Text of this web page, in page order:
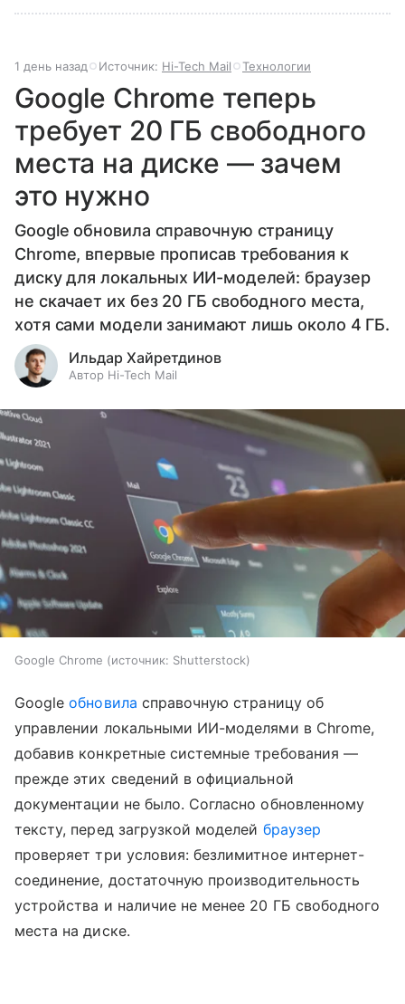
1 день назад Источник: Hi-Tech Mail Технологии
Google Chrome теперь
требует 20 ГБ свободного
места на диске — зачем
это нужно
Google обновила справочную страницу
Chrome, впервые прописав требования к
диску для локальных ИИ-моделей: браузер
не скачает их без 20 ГБ свободного места,
хотя сами модели занимают лишь около 4 ГБ.
Ильдар Хайретдинов
Автор Hi-Tech Mail
Google Chrome источник: Shutterstock
Googleобновила справочную страницу об
управлении локальными ИИ-моделями в Chrome,
добавив конкретные системные требования —
прежде этих сведений в официальной
документации не было. Согласно обновленному
тексту, перед загрузкой моделей браузер
проверяет три условия: безлимитное интернет-
соединение, достаточную производительность
устройства и наличие не менее 20 ГБ свободного
места на диске.